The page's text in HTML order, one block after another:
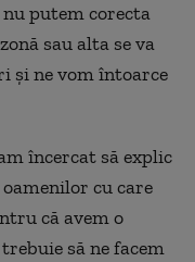
nu putem corecta
sau alta se va
și ne vom întoarce
încercat să explic
cu care
că avem o
să ne facem